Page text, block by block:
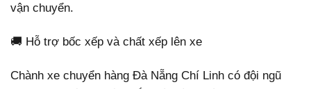
vận chuyển.
🚚 Hỗ trợ bốc xếp và chất xếp lên xe
Chành xe chuyển hàng Đà Nẵng Chí Linh có đội ngũ